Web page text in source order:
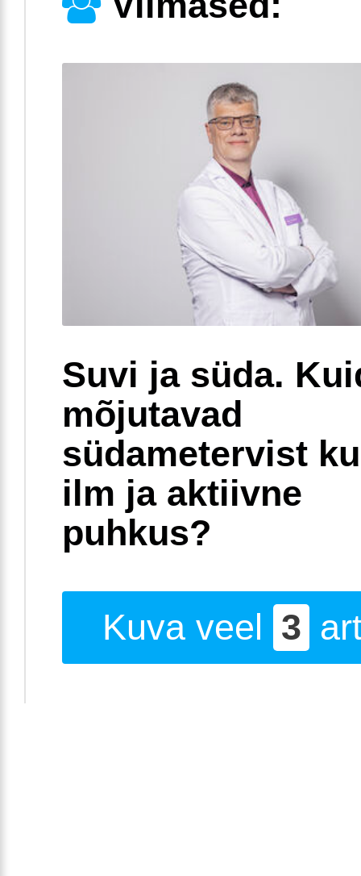
Suvi ja süda.
mõjutavad
südametervist
ilm ja aktiivne
puhkus?
Kuva veel 3